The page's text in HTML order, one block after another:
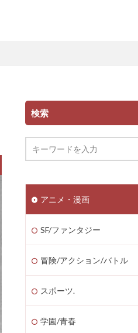
検索
アニメ・漫画
SF/ファンタジー
冒険/アクション/バトル
スポーツ.
学園/青春